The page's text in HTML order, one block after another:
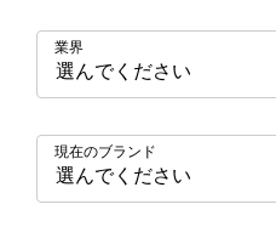
業界
現在のブランド